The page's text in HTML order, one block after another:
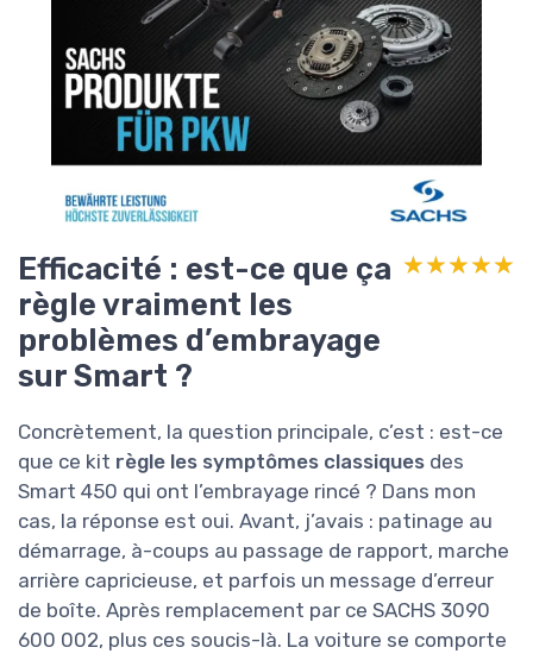
Efficacité : est-ce que ça
règle vraiment les
problèmes d’embrayage
sur Smart ?
★★★★★
★★★★★
Concrètement, la question principale, c’est : est-ce
que ce kit règle les symptômes classiques des
Smart 450 qui ont l’embrayage rincé ? Dans mon
cas, la réponse est oui. Avant, j’avais : patinage au
démarrage, à-coups au passage de rapport, marche
arrière capricieuse, et parfois un message d’erreur
de boîte. Après remplacement par ce SACHS 3090
600 002, plus ces soucis-là. La voiture se comporte